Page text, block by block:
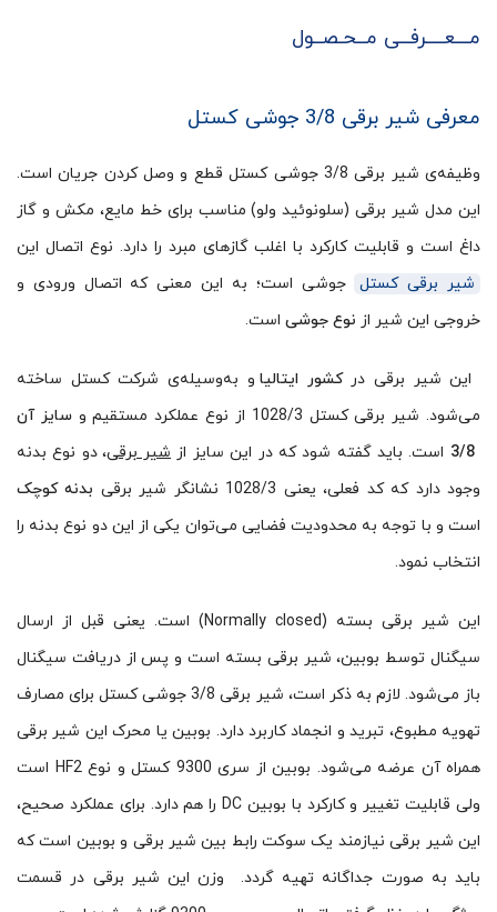
مـــعــــرفــی مــحـصــول
معرفی شیر برقی 3/8 جوشی کستل
وظیفه‌ی شیر برقی 3/8 جوشی کستل قطع و وصل کردن جریان است.
این مدل شیر برقی (سلونوئید ولو) مناسب برای خط مایع، مکش و گاز
داغ است و قابلیت کارکرد با اغلب گازهای مبرد را دارد. نوع اتصال این
شیر برقی کستل
جوشی است؛ به این معنی که اتصال ورودی و
خروجی این شیر از نوع جوشی است.
این شیر برقی درکشور ایتالیا و به‌وسیله‌ی شرکت کستل ساخته
می‌شود. شیر برقی کستل 1028/3 از نوع عملکرد مستقیم و
سایز آن
3/8
است. باید گفته شود که در این سایز از شیر برقی، دو نوع بدنه
وجود دارد که کد فعلی، یعنی 1028/3 نشانگر شیر برقی
بدنه کوچک
است و با توجه به محدودیت فضایی می‌توان یکی از این دو نوع بدنه را
انتخاب نمود.
این شیر برقی بسته (Normally closed) است. یعنی قبل از ارسال
سیگنال توسط بوبین، شیر برقی بسته است و پس از دریافت سیگنال
باز می‌شود. لازم به ذکر است، شیر برقی 3/8 جوشی کستل برای مصارف
تهویه مطبوع، تبرید و انجماد کاربرد دارد. بوبین یا محرک این شیر برقی
همراه آن عرضه می‌شود. بوبین از سری 9300 کستل و نوع HF2 است
ولی قابلیت تغییر و کارکرد با بوبین DC را هم دارد. برای عملکرد صحیح،
این شیر برقی نیازمند یک سوکت رابط بین شیر برقی و بوبین است که
باید به صورت جداگانه تهیه گردد. وزن این شیر برقی در قسمت